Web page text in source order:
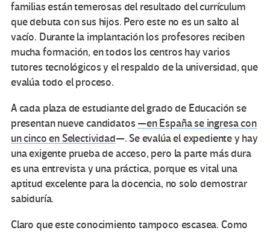
familias están temerosas del resultado del currículum
que debuta con sus hijos. Pero este no es un salto al
vacío. Durante la implantación los profesores reciben
mucha formación, en todos los centros hay varios
tutores tecnológicos y el respaldo de la universidad, que
evalúa todo el proceso.
A cada plaza de estudiante del grado de Educación se
presentan nueve candidatos —en España se ingresa con
un cinco en Selectividad—. Se evalúa el expediente y hay
una exigente prueba de acceso, pero la parte más dura
es una entrevista y una práctica, porque es vital una
aptitud excelente para la docencia, no solo demostrar
sabiduría.
Claro que este conocimiento tampoco escasea. Como